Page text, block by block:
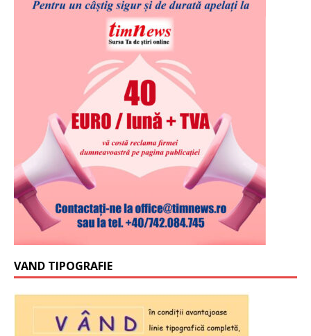
VAND TIPOGRAFIE